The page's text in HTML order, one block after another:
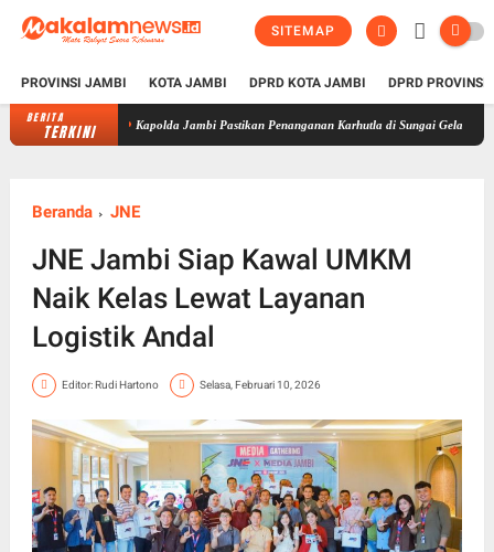
SITEMAP
PROVINSI JAMBI KOTA JAMBI DPRD KOTA JAMBI DPRD
BERITA
TERKINI
Kapolda Jambi Pastikan Penanganan Karhutla di Sungai Gelam Terus
Beranda JNE
JNE Jambi Siap Kawal UMKM
Naik Kelas Lewat Layanan
Logistik Andal
Editor: Rudi Hartono Selasa, Februari 10, 2026